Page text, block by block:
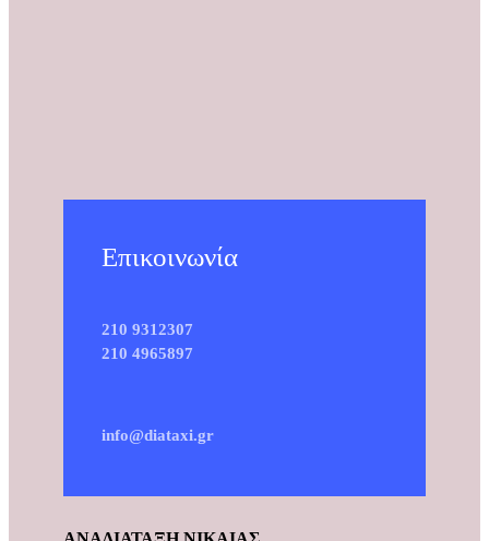
Επικοινωνία
210 9312307
210 4965897
info@diataxi.gr